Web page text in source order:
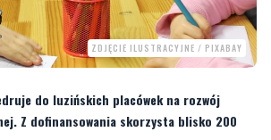
ZDJĘCIE ILUSTRACYJNE / PIXABAY
do luzińskich placówek na rozwój
Z dofinansowania skorzysta blisko 200